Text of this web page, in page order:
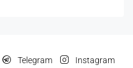
Telegram Instagram